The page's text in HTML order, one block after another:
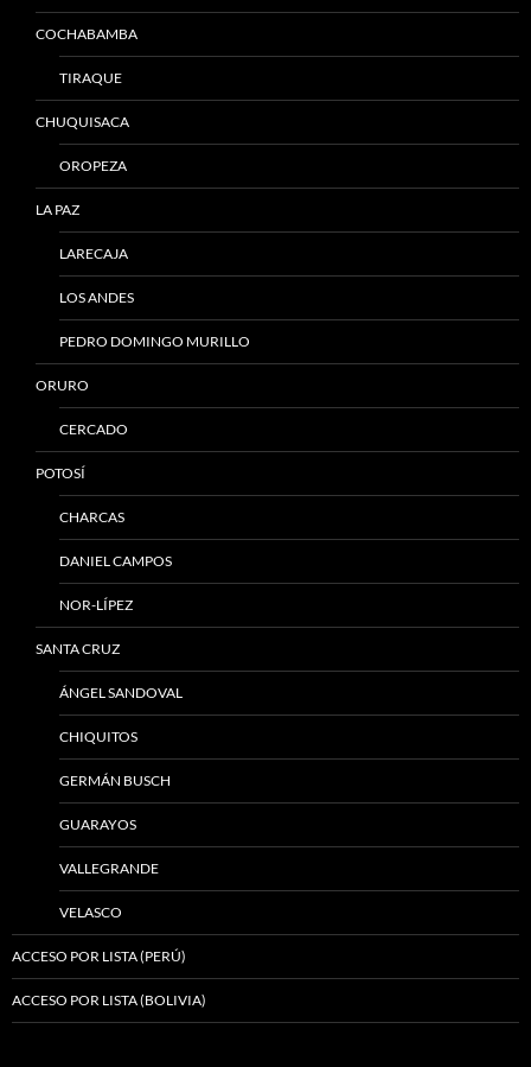
COCHABAMBA
TIRAQUE
CHUQUISACA
OROPEZA
LA PAZ
LARECAJA
LOS ANDES
PEDRO DOMINGO MURILLO
ORURO
CERCADO
POTOSÍ
CHARCAS
DANIEL CAMPOS
NOR-LÍPEZ
SANTA CRUZ
ÁNGEL SANDOVAL
CHIQUITOS
GERMÁN BUSCH
GUARAYOS
VALLEGRANDE
VELASCO
ACCESO POR LISTA (PERÚ)
ACCESO POR LISTA (BOLIVIA)